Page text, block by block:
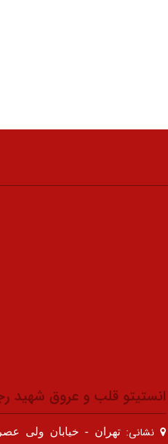
انستیتو قلب و عروق شهید
نشانی:تهران - خیابان ولی